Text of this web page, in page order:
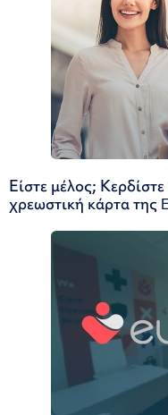
Είστε μέλος;
χρεωστική κάρτα της